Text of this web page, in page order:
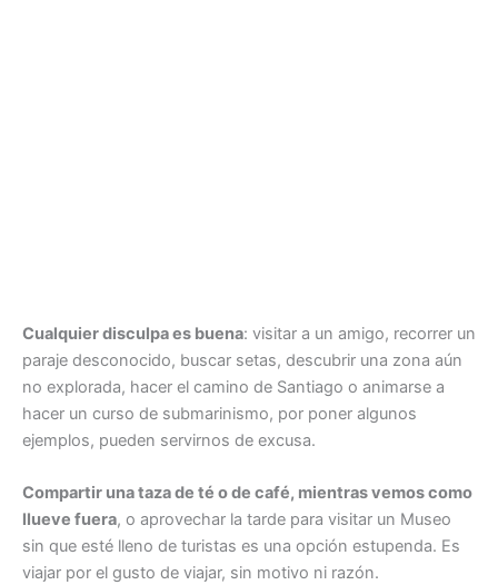
Cualquier disculpa es buena: visitar a un amigo, recorrer un
paraje desconocido, buscar setas, descubrir una zona aún
no explorada, hacer el camino de Santiago o animarse a
hacer un curso de submarinismo, por poner algunos
ejemplos, pueden servirnos de excusa.
Compartir una taza de té o de café, mientras vemos como
llueve fuera, o aprovechar la tarde para visitar un Museo
sin que esté lleno de turistas es una opción estupenda. Es
viajar por el gusto de viajar, sin motivo ni razón.